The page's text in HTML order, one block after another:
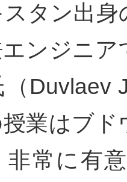
タン出
ンジニ
Duvlaev
授業はブ
非常に有